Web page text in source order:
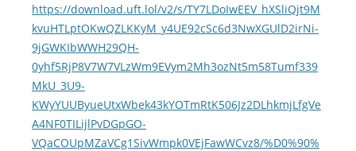
https://download.uft.lol/v2/s/TY7LDoIwEEV_hXSliQjt9M
kvuHTLptOKwQZLKKyM_y4UE92cSc6d3NwXGUlD2irNi-
9jGWKIbWWH29QH-
0yhf5RjP8V7W7VLzWm9EVym2Mh3ozNt5m58Tumf339
MkU_3U9-
KWyYUUByueUtxWbek43kYOTmRtK506Jz2DLhkmjLfgVe
A4NF0TILijlPvDGpGO-
VQaCOUpMZaVCg1SivWmpk0VEjFawWCvz8/%D0%90%